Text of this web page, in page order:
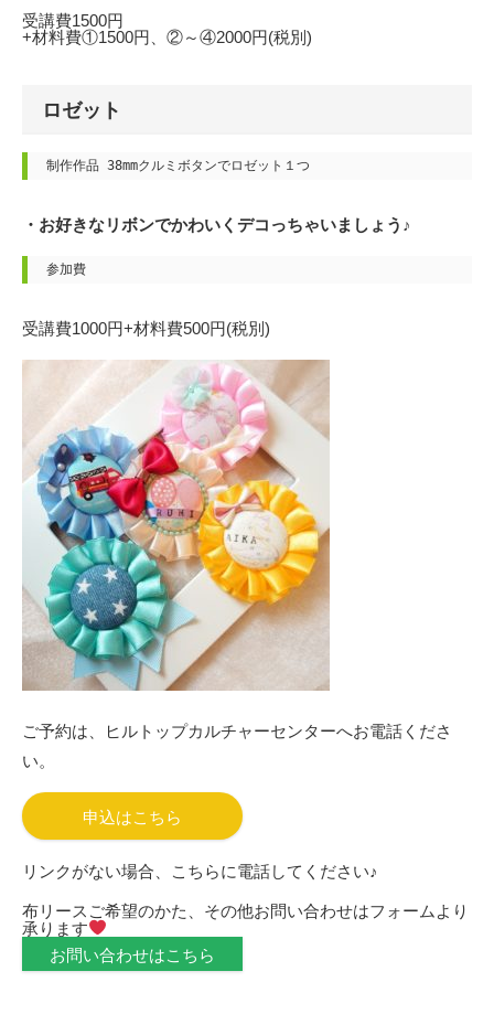
受講費1500円
+材料費①1500円、②～④2000円(税別)
ロゼット
制作作品 38mmクルミボタンでロゼット１つ
・ お好きなリボンでかわいくデコっちゃいましょう♪
参加費
受講費1000円+材料費500円(税別)
ご予約は、ヒルトップカルチャーセンターへお電話くださ
い。
申込はこちら
リンクがない場合、こちらに電話してください♪
布リースご希望のかた、その他お問い合わせはフォームより
承ります
お問い合わせはこちら